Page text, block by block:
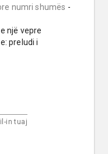
numri shumës -
një vepre
preludi i
in tuaj